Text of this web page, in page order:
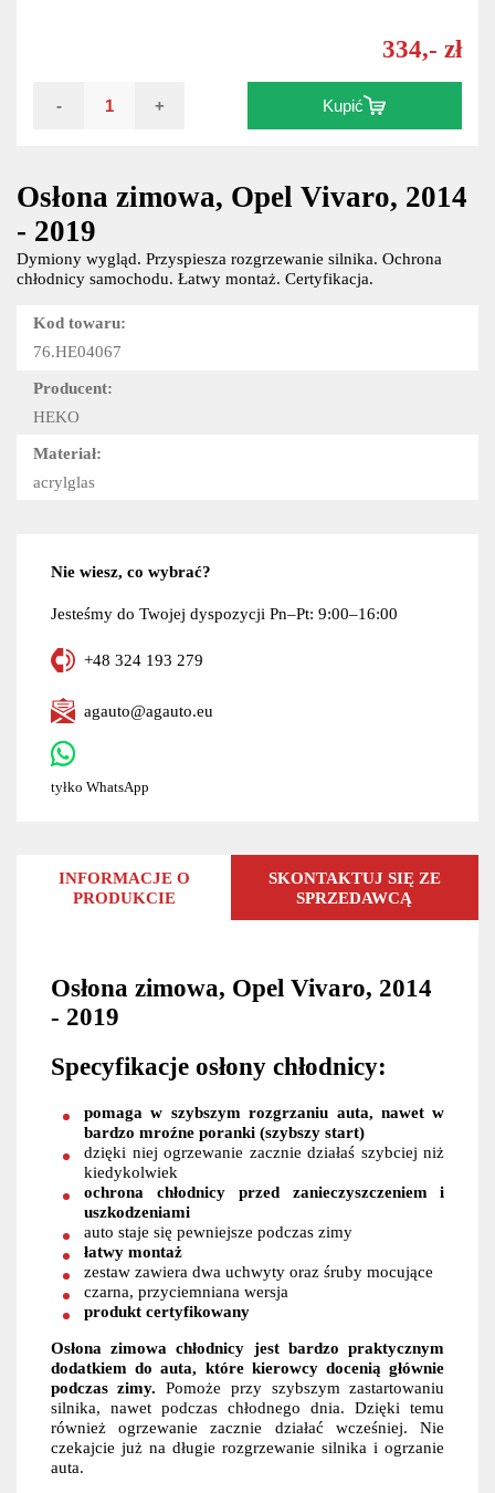
Osłona zimowa, Opel Vivaro, 2014
- 2019
Dymiony wygląd. Przyspiesza rozgrzewanie silnika. Ochrona
chłodnicy samochodu. Łatwy montaż. Certyfikacja.
Kod towaru:
76.HE04067
Producent:
HEKO
Materiał:
acrylglas
334,- zł
- + Kupić
Nie wiesz, co wybrać?
Jesteśmy do Twojej dyspozycji Pn–Pt: 9:00–16:00
+48 324 193 279
agauto@agauto.eu
tyłko WhatsApp
INFORMACJE O
PRODUKCIE
SKONTAKTUJ SIĘ ZE
SPRZEDAWCĄ
Osłona zimowa, Opel Vivaro, 2014
- 2019
Specyfikacje osłony chłodnicy:
pomaga w szybszym rozgrzaniu auta, nawet w
bardzo mroźne poranki (szybszy start)
dzięki niej ogrzewanie zacznie działaś szybciej niż
kiedykolwiek
ochrona chłodnicy przed zanieczyszczeniem i
uszkodzeniami
auto staje się pewniejsze podczas zimy
łatwy montaż
zestaw zawiera dwa uchwyty oraz śruby mocujące
czarna, przyciemniana wersja
produkt certyfikowany
Osłona zimowa chłodnicy jest bardzo praktycznym
dodatkiem do auta, które kierowcy docenią głównie
podczas zimy. Pomoże przy szybszym zastartowaniu
silnika, nawet podczas chłodnego dnia. Dzięki temu
również ogrzewanie zacznie działać wcześniej. Nie
czekajcie już na długie rozgrzewanie silnika i ogrzanie
auta.